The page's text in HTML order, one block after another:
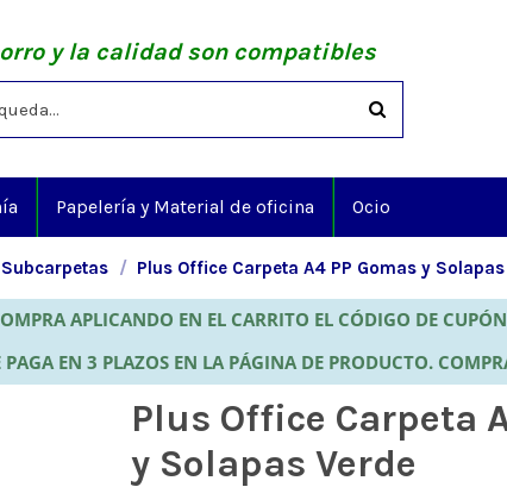
y la calidad son compatibles
Papelería y Material de oficina Ocio
Plus Office Carpeta A4 PP Gomas y Solapas
APLICANDO EN EL CARRITO EL CÓDIGO DE
EN 3 PLAZOS EN LA PÁGINA DE PRODUCTO.
Plus Office Carpeta
y Solapas Verde